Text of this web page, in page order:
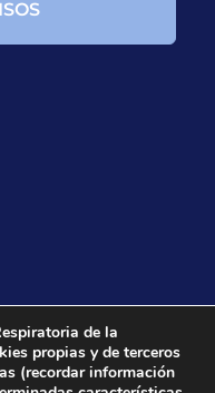
de la
propias y de terceros
(recordar información